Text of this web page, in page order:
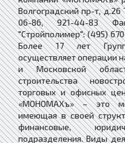
Волгоградский пр-т,
06-86, 921-44-83
"Стройполимер": (495)
Более 17 лет
осуществляет операции
и Московской
строительства
торговых и офисных
«МОНОМАХъ» – это
имеющая в своей
финансовые,
подразделения. Виды